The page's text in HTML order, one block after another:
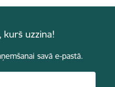
kurš uzzina!
savā e-pastā.